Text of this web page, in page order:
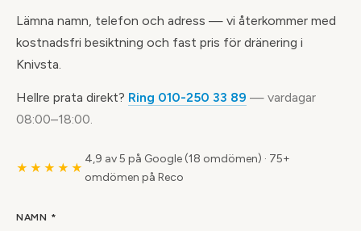
Lämna namn, telefon och adress — vi återkommer med
kostnadsfri besiktning och fast pris för dränering i
Knivsta.
Hellre prata direkt? Ring 010-250 33 89 — vardagar
08:00–18:00.
★★★★★
4,9 av 5 på Google (18 omdömen) · 75+
omdömen på Reco
NAMN *